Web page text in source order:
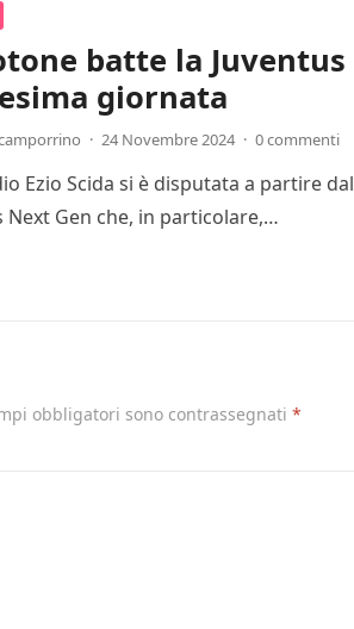
batte la
giornata
· 24 Novembre 2024 · 0 commenti
Ezio Scida si è disputata a partire
Next Gen che, in particolare,…
obbligatori sono contrassegnati *